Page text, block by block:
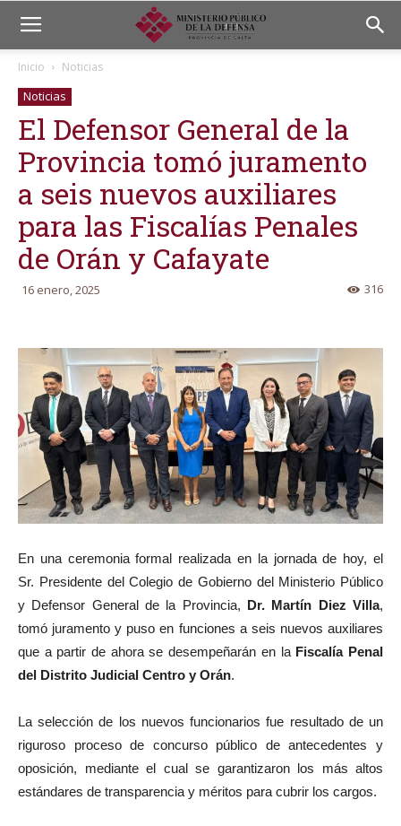
Inicio Noticias
Noticias
El Defensor General de la
Provincia tomó juramento
a seis nuevos auxiliares
para las Fiscalías Penales
de Orán y Cafayate
16 enero, 2025 316
En una ceremonia formal realizada en la jornada de hoy, el
Sr. Presidente del Colegio de Gobierno del Ministerio Público
y Defensor General de la Provincia, Dr. Martín Diez Villa,
tomó juramento y puso en funciones a seis nuevos auxiliares
que a partir de ahora se desempeñarán en la Fiscalía Penal
del Distrito Judicial Centro y Orán.
La selección de los nuevos funcionarios fue resultado de un
riguroso proceso de concurso público de antecedentes y
oposición, mediante el cual se garantizaron los más altos
estándares de transparencia y méritos para cubrir los cargos.